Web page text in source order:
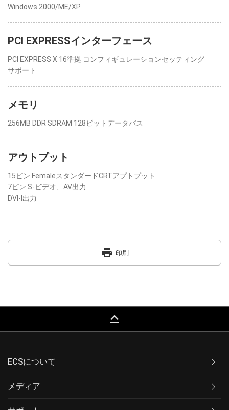
Windows 2000/ME/XP
PCI EXPRESSインターフェース
PCI EXPRESS X 16準拠 コンフィギュレーションセッティング
サポート
メモリ
256MB DDR SDRAM 128ビットデータバス
アウトプット
15ピン FemaleスタンダードCRTアプトプット
7ピン S-ビデオ、AV出力
DVI-I出力
print 印刷
keyboard_capslock
ECSについて
メディア